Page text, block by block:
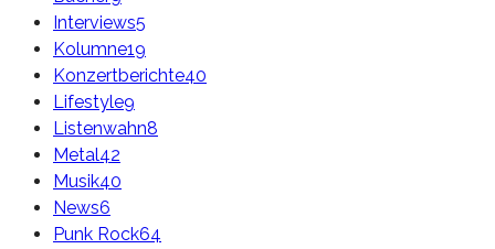
Interviews5
Kolumne19
Konzertberichte40
Lifestyle9
Listenwahn8
Metal42
Musik40
News6
Punk Rock64